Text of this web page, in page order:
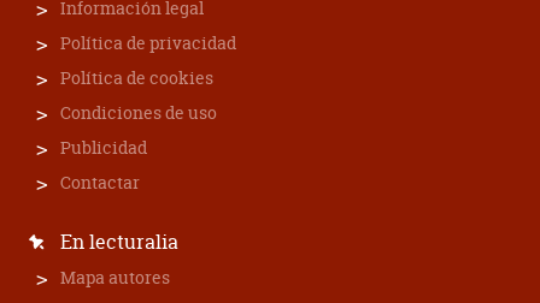
Información legal
Política de privacidad
Política de cookies
Condiciones de uso
Publicidad
Contactar
En lecturalia
Mapa autores